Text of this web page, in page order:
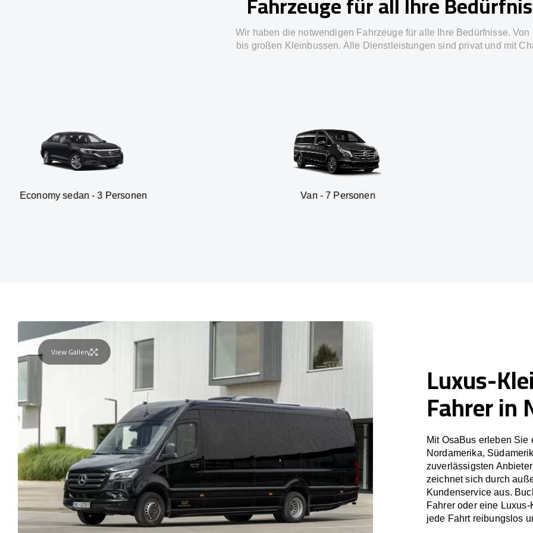
Wir haben die notwendigen Fahrzeuge für alle Ihre Bedürfnisse. Von
bis großen Kleinbussen. Alle Dienstleistungen sind privat und mit
- 3 Personen Van - 7 Personen SUV - 3
View Gallery
Luxus-
Fahrer in
Mit OsaBus erleben
Nordamerika,
zuverlässigsten
zeichnet sich durch
Kundenservice aus.
Fahrer oder eine
jede Fahrt reibungslos